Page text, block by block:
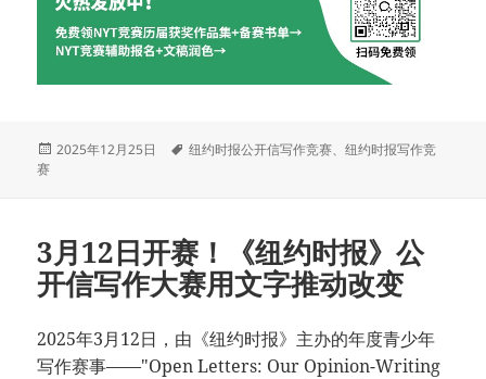
发
2025年12月25日
标
纽约时报公开信写作竞赛、纽约时报写作竞
赛
3月12日开赛！《纽约时报》公
开信写作大赛用文字推动改变
2025年3月12日，由《纽约时报》主办的年度青少年
写作赛事——"Open Letters: Our Opinion-Writing